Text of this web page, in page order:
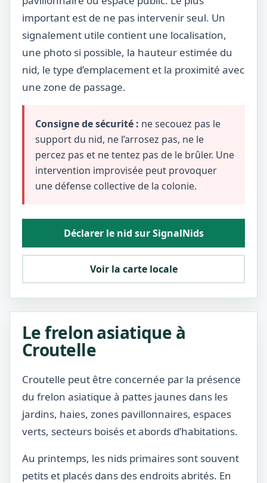
important est de ne pas intervenir seul. Un
signalement utile contient une localisation,
une photo si possible, la hauteur estimée du
nid, le type d’emplacement et la proximité avec
une zone de passage.
Consigne de sécurité : ne secouez pas le
support du nid, ne l’arrosez pas, ne le
percez pas et ne tentez pas de le brûler. Une
intervention improvisée peut provoquer
une défense collective de la colonie.
Déclarer le nid sur SignalNids
Voir la carte locale
Le frelon asiatique à
Croutelle
Croutelle peut être concernée par la présence
du frelon asiatique à pattes jaunes dans les
jardins, haies, zones pavillonnaires, espaces
verts, secteurs boisés et abords d’habitations.
Au printemps, les nids primaires sont souvent
petits et placés dans des endroits abrités. En